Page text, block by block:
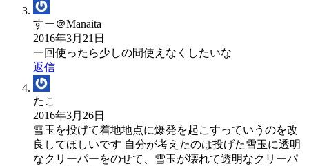
すー＠Manaita
2016年3月21日
一回使ったら少しの間使えなくしたいな
返信
たこ
2016年3月26日
雪玉を投げて着地地点に爆発を起こすっていうのを改
良してほしいです 自分が考えたのは投げた雪玉に透明
なクリーパーをのせて、雪玉が壊れて透明なクリーパ